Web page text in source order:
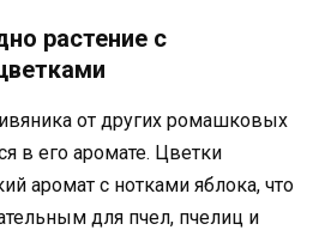
растение с
от других ромашковых
в его аромате. Цветки
аромат с нотками яблока, что
для пчел, пчелиц и